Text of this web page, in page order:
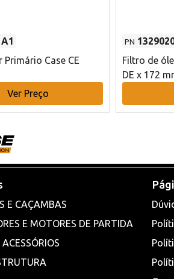
Primário Case CE
Ver Preço
PN
Filtro de
DE x 172
E CAÇAMBAS
E MOTORES DE PARTIDA